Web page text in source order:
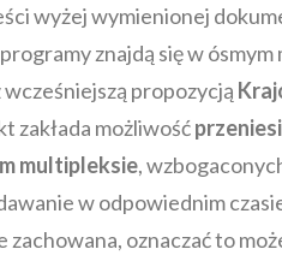
wyżej wymienionej
znajdą się w
propozycją
zakłada możliwość
multipleksie,
w odpowiednim
zachowana, oznaczać to